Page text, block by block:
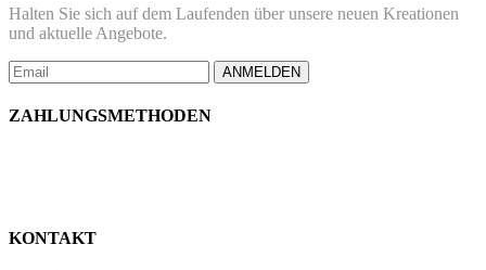
Halten Sie sich auf dem Laufenden über unsere neuen Kreationen
und aktuelle Angebote.
ANMELDEN
ZAHLUNGSMETHODEN
KONTAKT